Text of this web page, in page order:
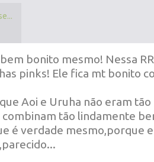
bonito mesmo! Nessa
pinks! Ele fica mt bonito
Aoi e Uruha não eram
combinam tão lindamente
é verdade mesmo,porque